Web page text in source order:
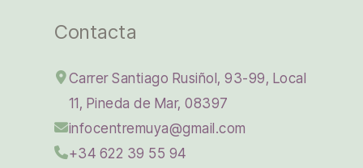
Contacta
Carrer Santiago Rusiñol, 93-99, Local
11, Pineda de Mar, 08397
infocentremuya@gmail.com
+34 622 39 55 94